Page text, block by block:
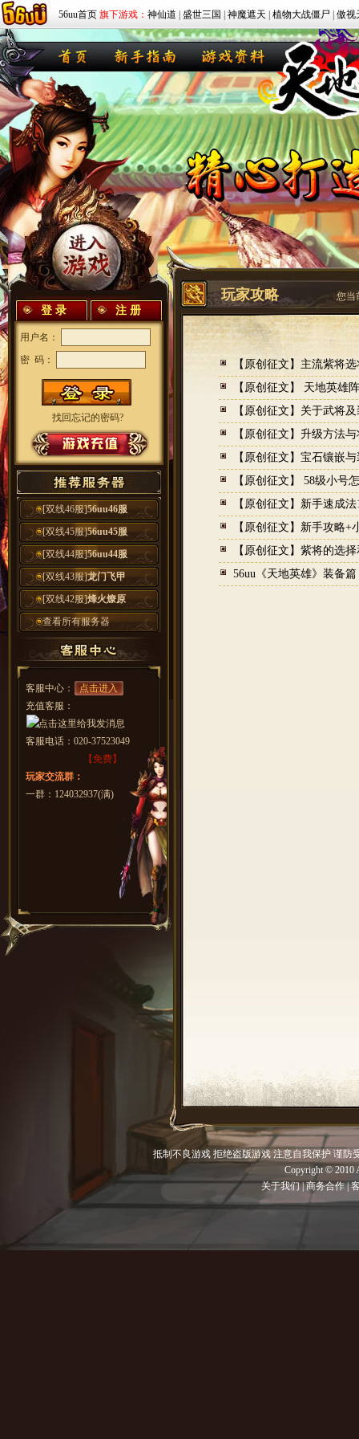
56uu首页 旗下游戏： 神仙道 盛世三国 神魔遮天 植物大战僵尸 傲视
登 录 注 册
用户名：
密 码：
找回忘记的密码?
[双线46服]56uu46服
[双线45服]56uu45服
[双线44服]56uu44服
[双线43服]龙门飞甲
[双线42服]烽火燎原
查看所有服务器
客服中心：
点击进入
充值客服：
客服电话：020-37523049
【免费】
玩家交流群：
一群：124032937(满)
玩家攻略 您当
【原创征文】主流紫将
【原创征文】 天地英雄
【原创征文】关于武将
【原创征文】升级方法
【原创征文】宝石镶嵌
【原创征文】 58级小号
【原创征文】新手速成
【原创征文】新手攻略+
【原创征文】紫将的选
56uu《天地英雄》装备
抵制不良游戏 拒绝盗版游戏 注意自我保护 谨
Copyright © 2010
关于我们|商务合作|